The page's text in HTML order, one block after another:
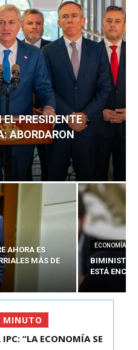
PRESIDENTE
ABORDARON
AHORA ES
MÁS DE
ECONOMÍA
BIMINISTRO
ESTÁ
MINUTO
PRESIDENTE ELECTO DE
“LA ECONOMÍA SE